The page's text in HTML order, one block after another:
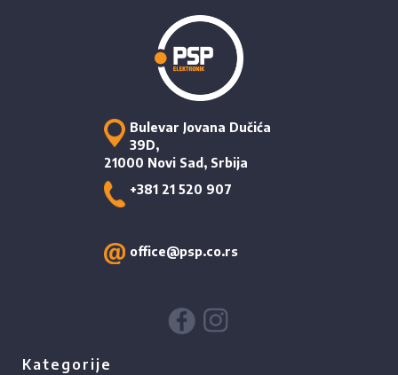
Bulevar Jovana Dučića
39D,
21000 Novi Sad, Srbija
+381 21 520 907
office@psp.co.rs
Kategorije